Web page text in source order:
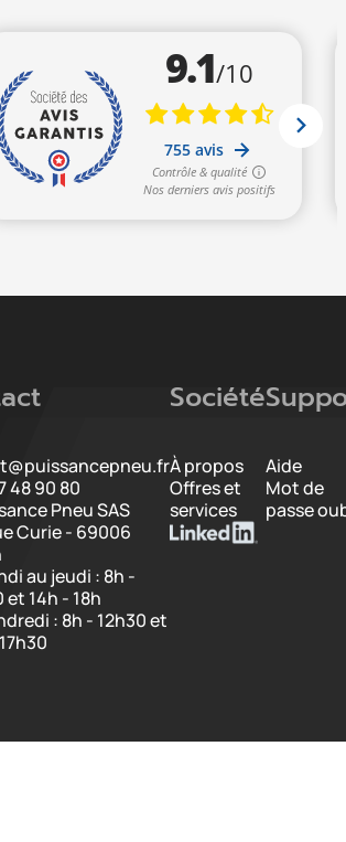
48 90 80
Pneu SAS
Curie - 69006
au jeudi : 8h -
et 14h - 18h
: 8h - 12h30 et
Société
À propos
Offres et
services
Aide
Mot de
passe